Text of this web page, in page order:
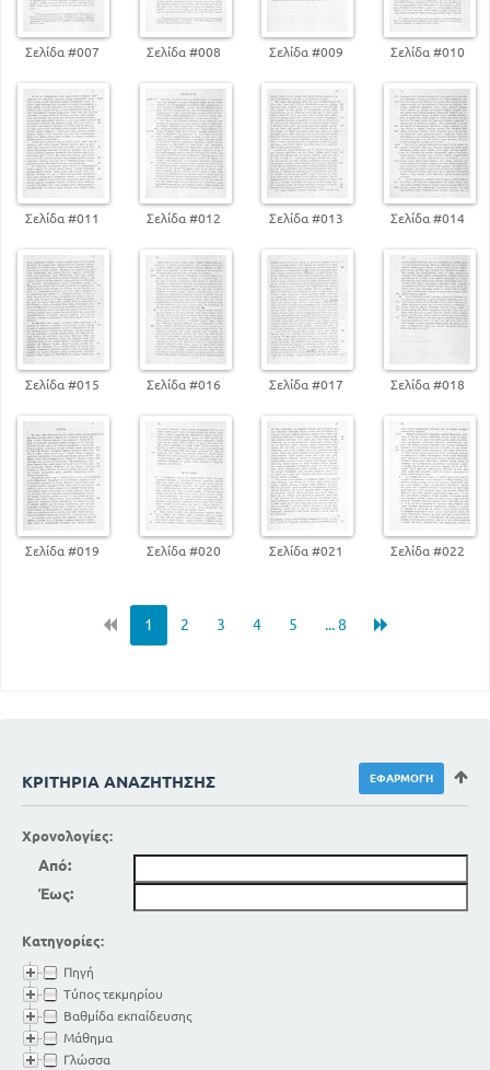
Σελίδα #007 Σελίδα #008 Σελίδα #009 Σελίδα #010
Σελίδα #011 Σελίδα #012 Σελίδα #013 Σελίδα #014
Σελίδα #015 Σελίδα #016 Σελίδα #017 Σελίδα #018
Σελίδα #019 Σελίδα #020 Σελίδα #021 Σελίδα #022
1 2 3 4 5 ... 8
ΚΡΙΤΉΡΙΑ ΑΝΑΖΉΤΗΣΗΣ
Χρονολογίες:
Από:
Έως:
Κατηγορίες:
Πηγή
Τύπος τεκμηρίου
Βαθμίδα εκπαίδευσης
Μάθημα
Γλώσσα